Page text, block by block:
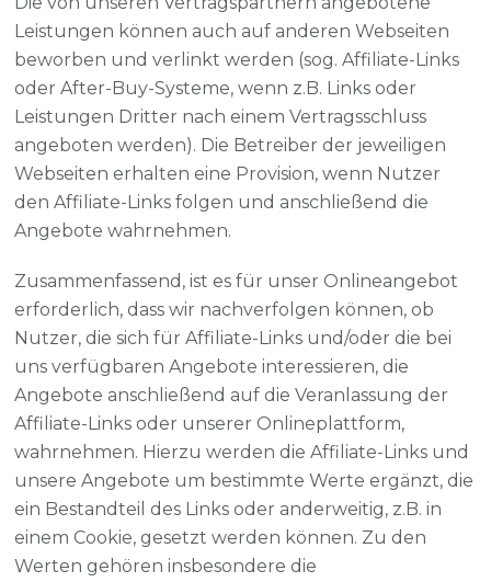
Leistungen können auch auf anderen Webseiten
beworben und verlinkt werden (sog. Affiliate-Links
oder After-Buy-Systeme, wenn z.B. Links oder
Leistungen Dritter nach einem Vertragsschluss
angeboten werden). Die Betreiber der jeweiligen
Webseiten erhalten eine Provision, wenn Nutzer
den Affiliate-Links folgen und anschließend die
Angebote wahrnehmen.
Zusammenfassend, ist es für unser Onlineangebot
erforderlich, dass wir nachverfolgen können, ob
Nutzer, die sich für Affiliate-Links und/oder die bei
uns verfügbaren Angebote interessieren, die
Angebote anschließend auf die Veranlassung der
Affiliate-Links oder unserer Onlineplattform,
wahrnehmen. Hierzu werden die Affiliate-Links und
unsere Angebote um bestimmte Werte ergänzt, die
ein Bestandteil des Links oder anderweitig, z.B. in
einem Cookie, gesetzt werden können. Zu den
Werten gehören insbesondere die